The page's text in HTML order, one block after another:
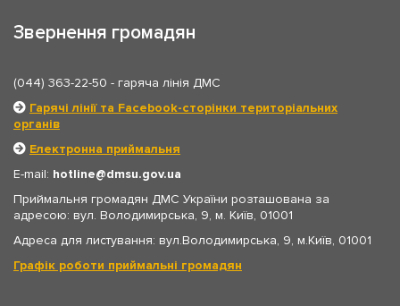
Звернення громадян
(044) 363-22-50 - гаряча лінія ДМС
Гарячі лінії та Facebook-сторінки територіальних
органів
Електронна приймальня
E-mail: hotline
dmsu.gov.ua
Приймальня громадян ДМС України розташована за
адресою: вул. Володимирська, 9, м. Київ, 01001
Адреса для листування: вул.Володимирська, 9, м.Київ, 01001
Графік роботи приймальні громадян